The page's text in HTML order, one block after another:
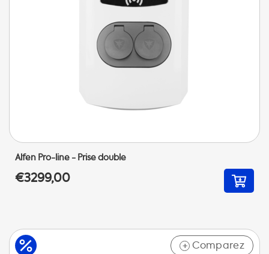
Alfen Pro-line - Prise double
€3299,00
+ Comparez